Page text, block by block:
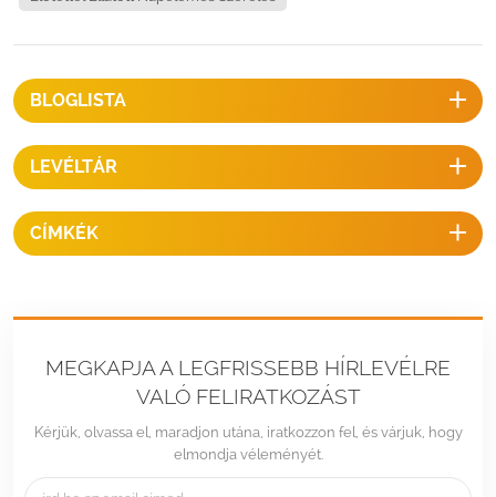
tetőHajlásszög ：5~30 fok (rögzített)Épület magassága：20 mMax
BLOGLISTA
LEVÉLTÁR
CÍMKÉK
MEGKAPJA A LEGFRISSEBB HÍRLEVÉLRE
VALÓ FELIRATKOZÁST
Kérjük, olvassa el, maradjon utána, iratkozzon fel, és várjuk, hogy
elmondja véleményét.